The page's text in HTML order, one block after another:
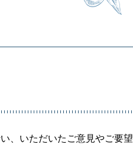
、いただいたご意見やご要望